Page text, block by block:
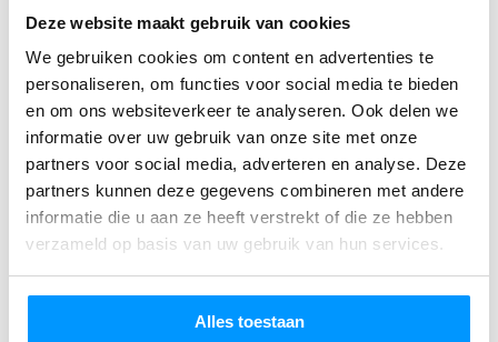
Deze website maakt gebruik van cookies
We gebruiken cookies om content en advertenties te
personaliseren, om functies voor social media te bieden
en om ons websiteverkeer te analyseren. Ook delen we
informatie over uw gebruik van onze site met onze
partners voor social media, adverteren en analyse. Deze
partners kunnen deze gegevens combineren met andere
informatie die u aan ze heeft verstrekt of die ze hebben
verzameld op basis van uw gebruik van hun services.
Alles toestaan